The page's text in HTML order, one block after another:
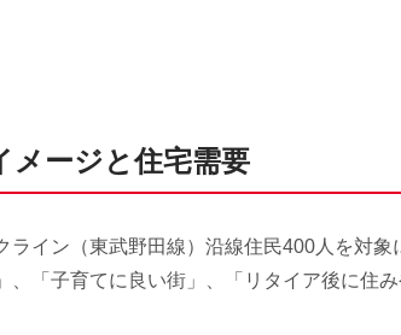
メージと住宅需要
ライン（東武野田線）沿線住民400人を対象
、「子育てに良い街」、「リタイア後に住